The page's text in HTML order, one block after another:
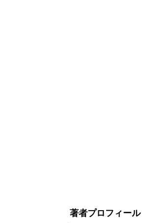
著者プロフィール